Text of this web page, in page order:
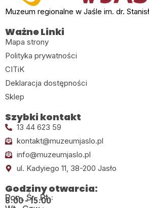
Muzeum regionalne w Jaśle im. dr.
Ważne Linki
Mapa strony
Polityka prywatności
CITiK
Deklaracja dostępności
Sklep
Szybki kontakt
13 44 623 59
kontakt@muzeumjaslo.pl
info@muzeumjaslo.pl
ul. Kadyiego 11, 38-200 Jasło
Godziny otwarcia:
Pon., Śr., Pt.:
8:00 - 15:00